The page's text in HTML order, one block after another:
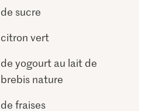
de sucre
citron vert
de yogourt au lait de
brebis nature
de fraises